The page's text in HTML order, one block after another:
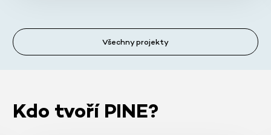
Všechny projekty
Kdo tvoří PINE?